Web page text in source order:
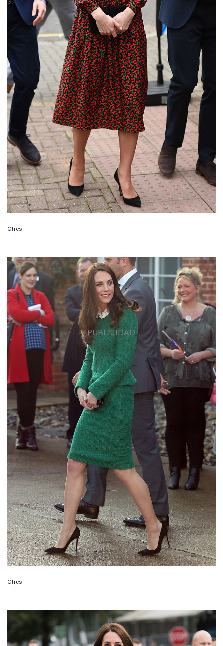
Gtres
Gtres